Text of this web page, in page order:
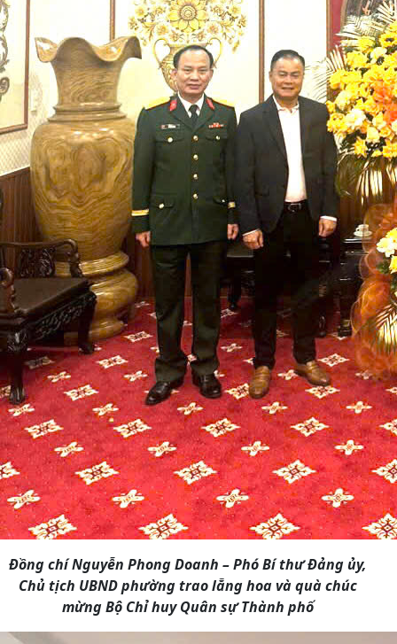
Đồng chí Nguyễn Phong Doanh – Phó Bí thư Đảng ủy,
Chủ tịch UBND phường trao lẵng hoa và quà chúc
mừng Bộ Chỉ huy Quân sự Thành phố